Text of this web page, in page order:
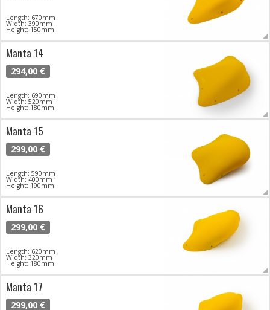
Length: 670mm
Width: 390mm
Height: 150mm
Manta 14
294,00 €
Length: 690mm
Width: 520mm
Height: 180mm
Manta 15
299,00 €
Length: 590mm
Width: 400mm
Height: 190mm
Manta 16
299,00 €
Length: 620mm
Width: 320mm
Height: 180mm
Manta 17
299,00 €